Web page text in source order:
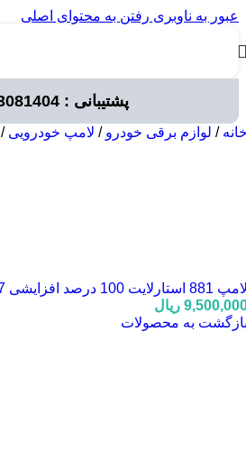
عبور به ناوبری رفتن به محتوای اصلی
پشتیبانی : 09373081404
/ لوازم برقی خودرو/ لامپ خودرویی/
استارلایت 100 درصد افزایشی 27 وات
ریال
فعلی:
به محصولات